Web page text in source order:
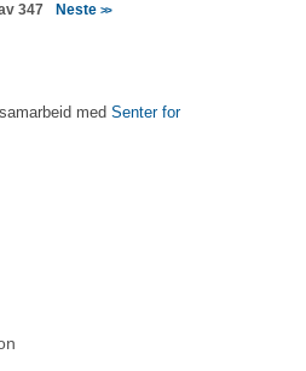
347 Neste >>
med Senter for